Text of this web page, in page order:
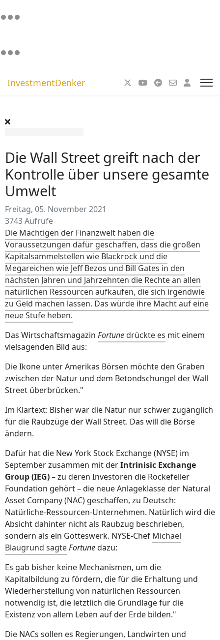
InvestmentDenker
Die Wall Street greift nach der
Kontrolle über unsere gesamte
Umwelt
Freitag, 05. November 2021
3743 Aufrufe
Die Mächtigen der Finanzwelt haben die
Voraussetzungen dafür geschaffen, dass die großen
Kapitalsammelstellen wie Blackrock und die
Megareichen wie Jeff Bezos und Bill Gates in den
nächsten Jahren und Jahrzehnten die Rechte an allen
natürlichen Ressourcen aufkaufen, die sich irgendwie
zu Geld machen lassen. Das würde ihre Macht auf eine
neue Stufe heben.
Das Wirtschaftsmagazin Fortune drückte es mit einem
vielsagenden Bild aus:
Die Ikone unter Amerikas Börsen möchte den Graben
zwischen der Natur und dem Betondschungel der Wall
Street überbrücken."
Im Klartext: Bisher war die Natur nur schwer zugänglich
für die Raubzüge der Wall Street. Das will die Börse
ändern.
Dafür hat die New York Stock Exchange (NYSE) im
September zusammen mit derIntrinisic Exchange
Group (IEG)– zu deren Investoren die Rockefeller
Foundation gehört – die neue Anlageklasse der Natural
Asset Company (NAC) geschaffen, zu Deutsch:
Natürliche-Ressourcen-Unternehmen. Natürlich wird die
Absicht dahinter nicht als Raubzug beschrieben,
sondern als ein Gotteswerk. NYSE-Chef Michael
Blaugrund sagteFortunedazu:
Es gab bisher keine Mechanismen, um die
Kapitalbildung zu fördern, die für die Erhaltung und
Wiederherstellung von natürlichen Ressourcen
notwendig ist, die letztlich die Grundlage für die
Existenz von allem Leben auf der Erde bilden."
Die NACs sollen es Regierungen, Landwirten und